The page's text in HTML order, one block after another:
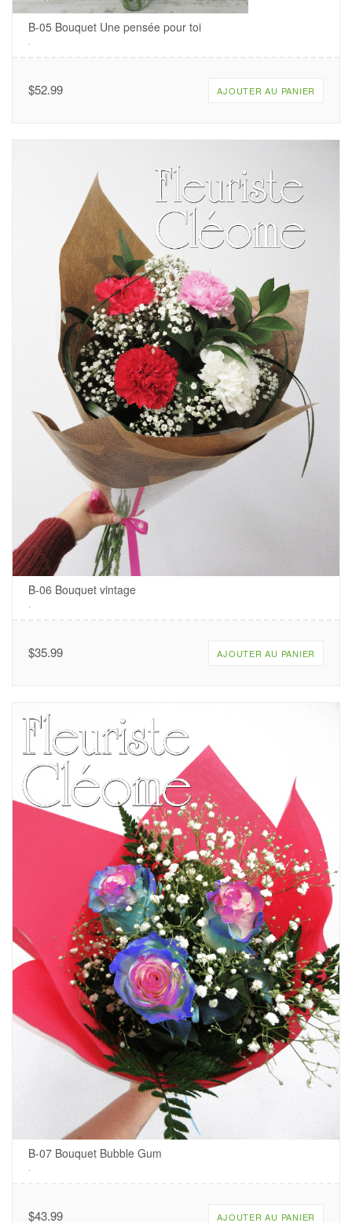
B-05 Bouquet Une pensée pour toi
$52.99 AJOUTER AU PANIER
B-06 Bouquet vintage
.
$35.99 AJOUTER AU PANIER
B-07 Bouquet Bubble Gum
$43.99 AJOUTER AU PANIER